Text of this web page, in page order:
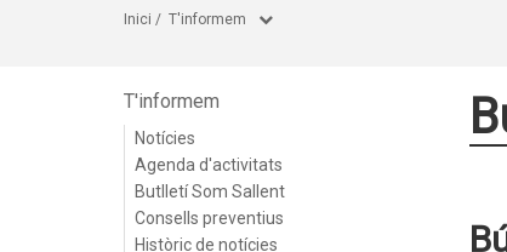
Inici / T'informem
T'informem
Notícies
Agenda d'activitats
Butlletí Som Sallent
Consells preventius
Històric de notícies